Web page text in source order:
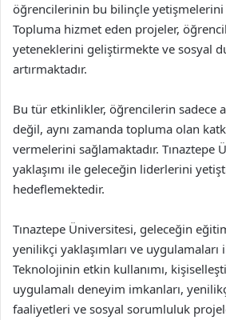
öğrencilerinin bu bilinçle yetişmelerini
Topluma hizmet eden projeler,
yeteneklerini geliştirmekte ve sosyal
artırmaktadır.
Bu tür etkinlikler, öğrencilerin sadece
değil, aynı zamanda topluma olan
vermelerini sağlamaktadır. Tınaztepe
yaklaşımı ile geleceğin liderlerini
hedeflemektedir.
Tınaztepe Üniversitesi, geleceğin
yenilikçi yaklaşımları ve
Teknolojinin etkin kullanımı,
uygulamalı deneyim imkanları,
faaliyetleri ve sosyal sorumluluk